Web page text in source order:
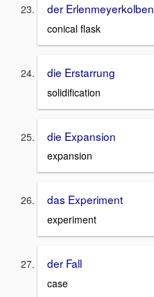
der Erlenmeyerkolben
conical flask
die Erstarrung
solidification
die Expansion
expansion
das Experiment
experiment
der Fall
case